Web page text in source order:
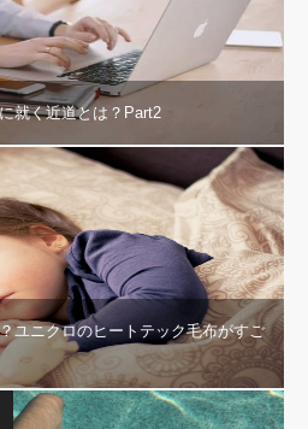
就く近道とは？Part2
ユニクロのヒートテック毛布がすご